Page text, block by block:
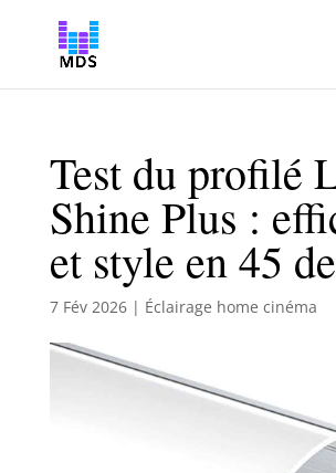
Test du profilé
Shine Plus :
et style en 45
7 Fév 2026| Éclairage home cinéma